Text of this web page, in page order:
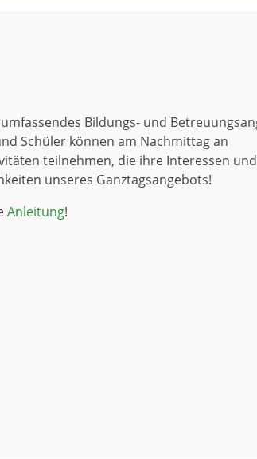
Bildungs- und
Schüler können am Nachmittag an
teilnehmen, die ihre Interessen
unseres Ganztagsangebots!
Anleitung!